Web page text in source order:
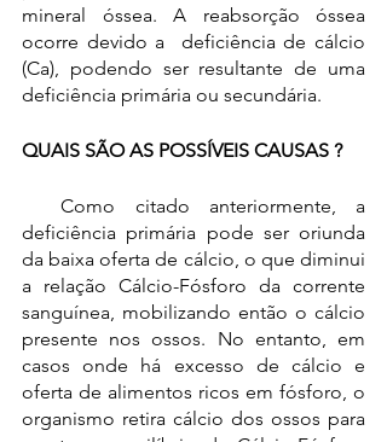
mineral óssea. A reabsorção óssea
ocorre devido a  deficiência de cálcio
(Ca), podendo ser resultante de uma
deficiência primária ou secundária.
QUAIS SÃO AS POSSÍVEIS CAUSAS ?
  Como citado anteriormente, a
deficiência primária pode ser oriunda
da baixa oferta de cálcio, o que diminui
a relação Cálcio-Fósforo da corrente
sanguínea, mobilizando então o cálcio
presente nos ossos. No entanto, em
casos onde há excesso de cálcio e
oferta de alimentos ricos em fósforo, o
organismo retira cálcio dos ossos para